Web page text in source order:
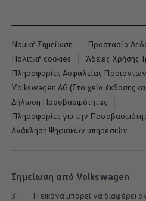
Νομική Σημείωση Προστασία
Πολιτική cookies
Άδειες Χρήσης
Πληροφορίες Ασφαλείας Προϊόντων
Volkswagen AG (Στοιχεία έκδοσης
Δήλωση Προσβασιμότητας
Πληροφορίες για την
Ανάκληση Ψηφιακών υπηρεσιών
Σημείωση από Volkswagen
3.
Η εικόνα μπορεί να διαφέρει